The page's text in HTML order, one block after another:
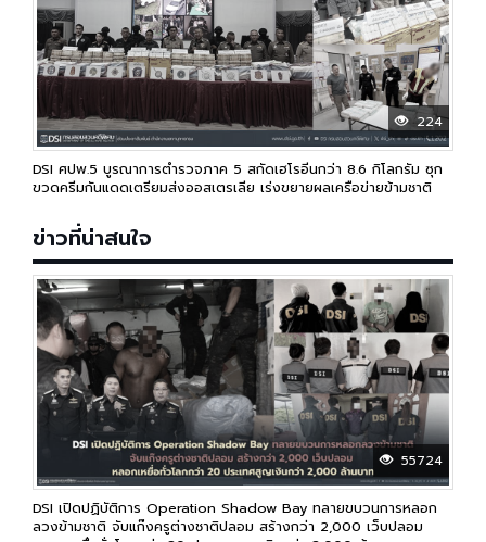
224
DSI ศปพ.5 บูรณาการตำรวจภาค 5 สกัดเฮโรอีนกว่า 8.6 กิโลกรัม ซุก
ขวดครีมกันแดดเตรียมส่งออสเตรเลีย เร่งขยายผลเครือข่ายข้ามชาติ
ข่าวที่น่าสนใจ
55724
DSI เปิดปฏิบัติการ Operation Shadow Bay ทลายขบวนการหลอก
ลวงข้ามชาติ จับแก๊งครูต่างชาติปลอม สร้างกว่า 2,000 เว็บปลอม